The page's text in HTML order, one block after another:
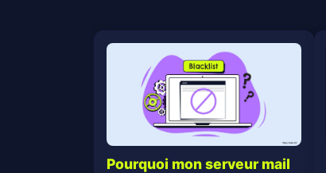
Pourquoi mon serveur mail